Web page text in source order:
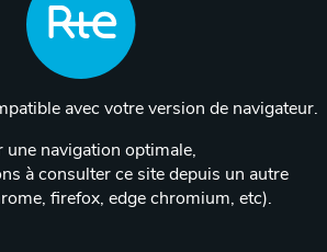
avec votre version de navigateur.
une navigation optimale,
à consulter ce site depuis un autre
firefox, edge chromium, etc).